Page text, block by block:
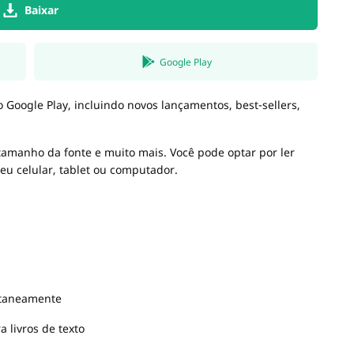
Baixar
Google Play
Play, incluindo novos lançamentos, best-sellers,
da fonte e muito mais. Você pode optar por ler
celular, tablet ou computador.
livros de texto